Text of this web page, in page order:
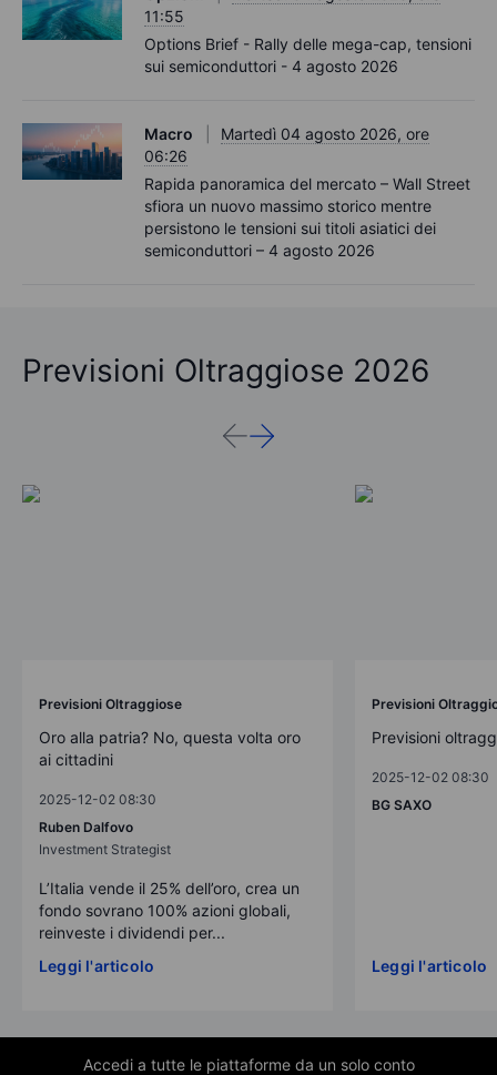
11:55
Options Brief - Rally delle mega-cap, tensioni
sui semiconduttori - 4 agosto 2026
Macro
Martedì 04 agosto 2026, ore
06:26
Rapida panoramica del mercato – Wall Street
sfiora un nuovo massimo storico mentre
persistono le tensioni sui titoli asiatici dei
semiconduttori – 4 agosto 2026
Previsioni Oltraggiose 2026
Previsioni Oltraggiose
Oro alla patria? No, questa volta oro
ai cittadini
2025-12-02 08:30
Ruben Dalfovo
Investment Strategist
L’Italia vende il 25% dell’oro, crea un
fondo sovrano 100% azioni globali,
reinveste i dividendi per...
Leggi l'articolo
Previsioni
Previsioni
2025-12-02 08:30
BG SAXO
Leggi l'articolo
Accedi a tutte le piattaforme da un solo conto